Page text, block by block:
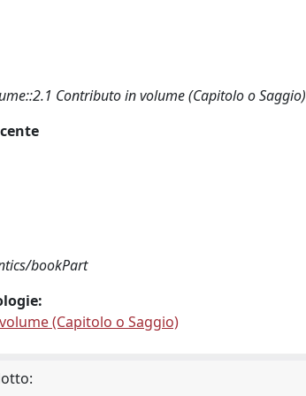
Contributo in volume (Capitolo o Saggio)
bookPart
(Capitolo o Saggio)